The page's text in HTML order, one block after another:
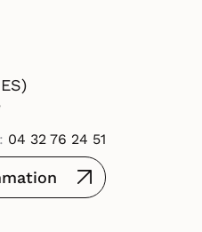
04 32 76 24 51